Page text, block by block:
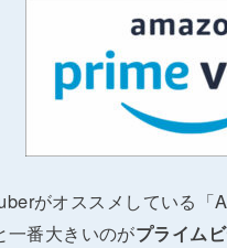
がオススメしている
一番大きいのがプライム